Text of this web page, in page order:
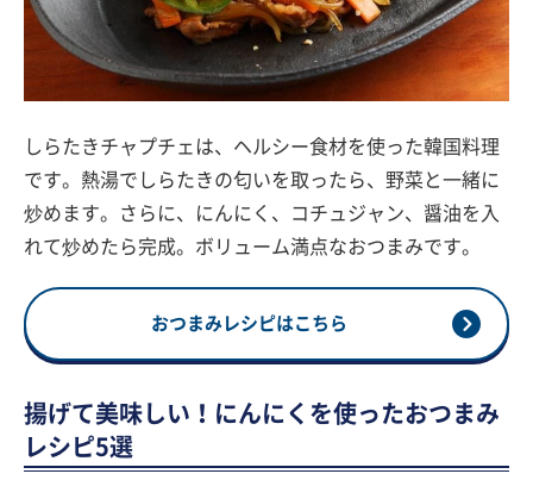
しらたきチャプチェは、ヘルシー食材を使った韓国料理
です。熱湯でしらたきの匂いを取ったら、野菜と一緒に
炒めます。さらに、にんにく、コチュジャン、醤油を入
れて炒めたら完成。ボリューム満点なおつまみです。
おつまみレシピはこちら
揚げて美味しい！にんにくを使ったおつまみ
レシピ5選